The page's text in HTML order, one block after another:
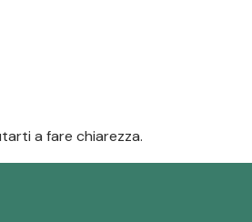
a fare chiarezza.